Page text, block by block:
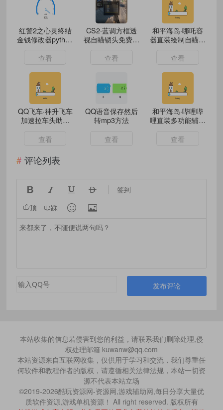
红警2之心灵终结
金钱修改器python
查看
CS2·蓝调方框透
视自瞄锁头免费辅
查看
和平海岛·哪吒容
器直装绘制自瞄物
查看
QQ飞车·神升飞车
加速拉车头助手
查看
QQ语音保存然后
转mp3方法
查看
和平海岛·哔哩哔
哩直装多功能辅助
查看
评论列表
    签到
顶 踩  
发布评论
本站收集的信息若侵害到您的利益，请联系我们删除处理,侵
权处理邮箱 kuwanw@qq.com
本站资源来自互联网收集，仅供用于学习和交流，我们尊重任
何软件和教程作者的版权，请遵循相关法律法规，本站一切资
源不代表本站立场
©2019-2026酷玩资源网-资源网,游戏辅助网,每日分享大量优
质软件资源,游戏单机资源！ All right reserved. 版权所有